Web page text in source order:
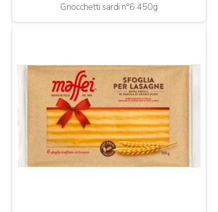
Gnocchetti sardi n°6 450g